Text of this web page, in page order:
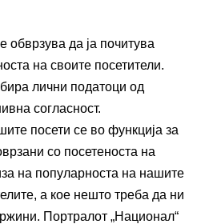
обврзува да ја почитува
на своите посетители.
лични податоци од
согласност.
посети се во функција за
со посетеноста на
на популарноста на нашите
а кое нешто треба да ни
Портралот „Национал“